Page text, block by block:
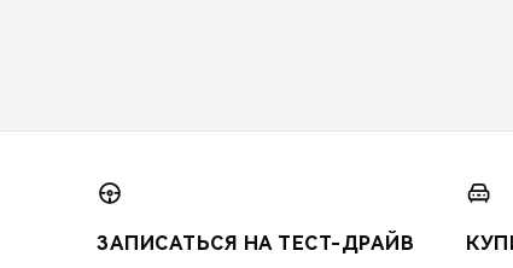
ЗАПИСАТЬСЯ НА ТЕСТ-ДРАЙВ